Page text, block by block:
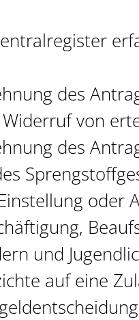
des
von
des
oder
und
auf eine